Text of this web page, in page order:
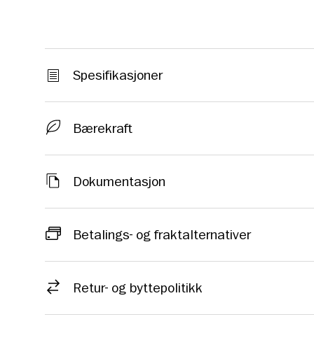
Spesifikasjoner
Bærekraft
Dokumentasjon
Betalings- og fraktalternativer
Retur- og byttepolitikk